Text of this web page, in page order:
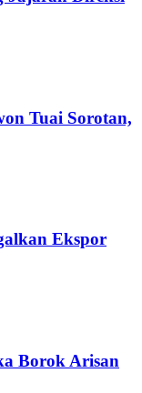
Tuai Sorotan,
Ekspor
Borok Arisan